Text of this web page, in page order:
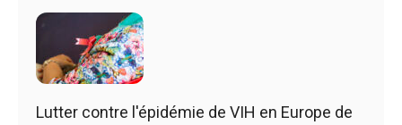
Lutter contre l'épidémie de VIH en Europe de